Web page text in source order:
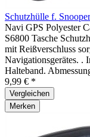
Schutzhülle f.
Navi GPS Polyester
S6800 Tasche
mit Reißverschluss
Navigationsgerätes. .
Halteband.
9,99 € *
Vergleichen
Merken